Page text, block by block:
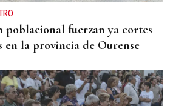
poblacional fuerzan ya cortes
en la provincia de Ourense